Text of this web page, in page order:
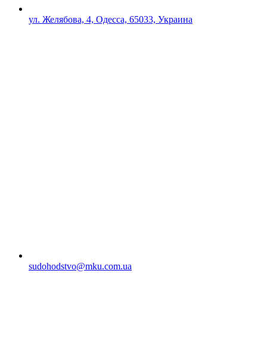
ул. Желябова, 4, Одесса, 65033, Украина
sudohodstvo@mku.com.ua